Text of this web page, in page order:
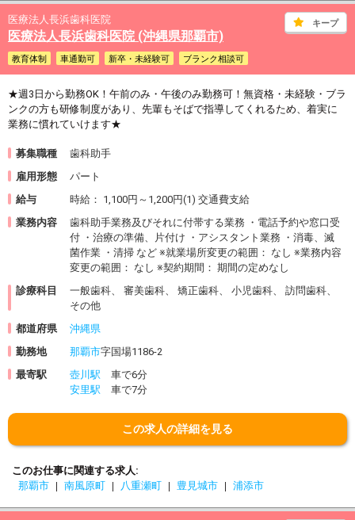
キープ
医療法人長浜歯科医院
医療法人長浜歯科医院 (沖縄県那覇市)
教育体制 車通勤可 新卒・未経験可 ブランク相談可
★週3日から勤務OK！午前のみ・午後のみ勤務可！無資格・未経験・ブラ
ンクの方も研修制度があり、先輩もそばで指導してくれるため、着実に
業務に慣れていけます★
募集職種
歯科助手
雇用形態
パート
給与
時給： 1,100円～1,200円(1) 交通費支給
業務内容
歯科助手業務及びそれに付帯する業務 ・電話予約や窓口受
付 ・治療の準備、片付け ・アシスタント業務 ・消毒、滅
菌作業 ・清掃 など ※就業場所変更の範囲： なし ※業務内容
変更の範囲： なし ※契約期間： 期間の定めなし
診療科目
一般歯科、 審美歯科、 矯正歯科、 小児歯科、 訪問歯科、
その他
都道府県
沖縄県
勤務地
那覇市字国場1186-2
最寄駅
壺川駅 車で6分
安里駅 車で7分
この求人の詳細を見る
このお仕事に関連する求人
那覇市
南風原町 八重瀬町 豊見城市 浦添市